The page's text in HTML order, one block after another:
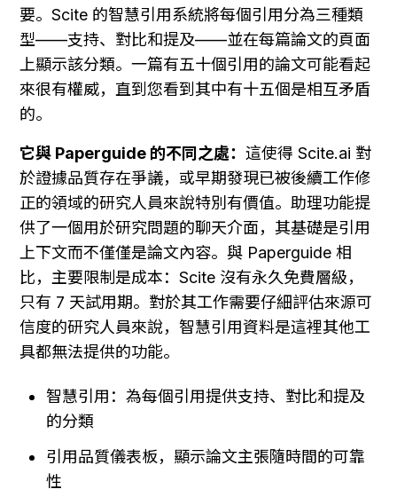
要。Scite 的智慧引用系統將每個引用分為三種類
型——支持、對比和提及——並在每篇論文的頁面
上顯示該分類。一篇有五十個引用的論文可能看起
來很有權威，直到您看到其中有十五個是相互矛盾
的。
它與 Paperguide 的不同之處： 這使得 Scite.ai 對
於證據品質存在爭議，或早期發現已被後續工作修
正的領域的研究人員來說特別有價值。助理功能提
供了一個用於研究問題的聊天介面，其基礎是引用
上下文而不僅僅是論文內容。與 Paperguide 相
比，主要限制是成本：Scite 沒有永久免費層級，
只有 7 天試用期。對於其工作需要仔細評估來源可
信度的研究人員來說，智慧引用資料是這裡其他工
具都無法提供的功能。
智慧引用：為每個引用提供支持、對比和提及
的分類
引用品質儀表板，顯示論文主張隨時間的可靠
性